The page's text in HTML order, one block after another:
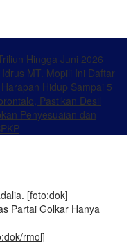
Hingga Juni 2026
MT. Mopili Ini Daftar
Hidup Sampai 5
Pastikan Desil
Penyesuaian dan
Partai Golkar Hanya